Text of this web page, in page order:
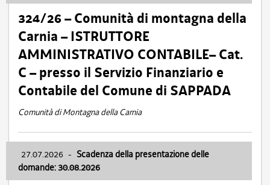
324/26 – Comunità di montagna della
Carnia – ISTRUTTORE
AMMINISTRATIVO CONTABILE– Cat.
C – presso il Servizio Finanziario e
Contabile del Comune di SAPPADA
Comunità di Montagna della Carnia
27.07.2026 - Scadenza della presentazione delle
domande: 30.08.2026